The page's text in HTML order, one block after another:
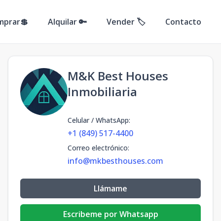
Alquilar 🔑 Vender 🏷️ Contacto
M&K Best Houses
Inmobiliaria
Celular / WhatsApp:
+1 (849) 517-4400
Correo electrónico:
info@mkbesthouses.com
Llámame
Escribeme por Whatsapp